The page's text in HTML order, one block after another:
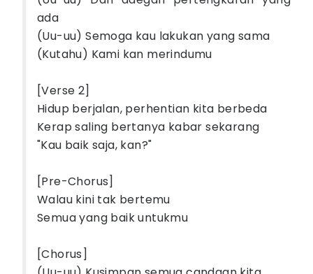
ada
(Uu-uu) Semoga kau lakukan yang sama
(Kutahu) Kami kan merindumu
[Verse 2]
Hidup berjalan, perhentian kita berbeda
Kerap saling bertanya kabar sekarang
"Kau baik saja, kan?"
[Pre-Chorus]
Walau kini tak bertemu
Semua yang baik untukmu
[Chorus]